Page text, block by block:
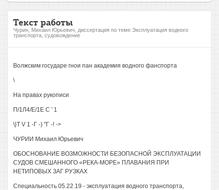
Текст работы
Чурин, Михаил Юрьевич, диссертация по теме Эксплуатация водного
транспорта, судовождение
Волжским государе гнои пан академия водного фанспорта
\
На правах рукописи
П/1Л4/Е/1Е С ' 1
\}Т V 1 -Г -) "Г -! ->
ЧУРИИ Михаил Юрьевич
ОБОСНОВАНИЕ ВОЗМОЖНОСТИ БЕЗОПАСНОЙ ЭКСПЛУАТАЦИИ
СУДОВ СМЕШАННОГО «РЕКА-МОРЕ» ПЛАВАНИЯ ПРИ
НЕТИПОВЫХ ЗАГ РУЗКАХ
Специальность 05.22.19 - эксплуатация водного транспорта,